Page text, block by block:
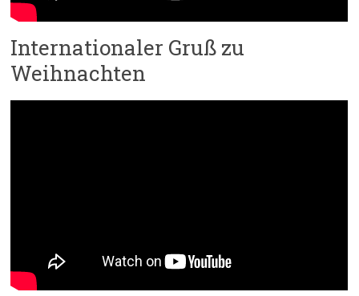
Internationaler Gruß zu
Weihnachten